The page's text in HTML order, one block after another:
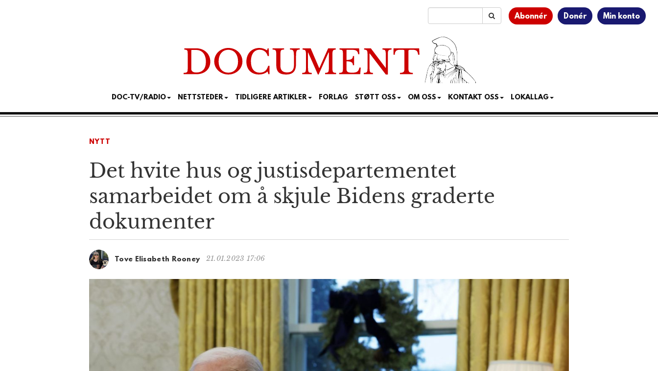
Abonnér Donér Min konto
DOC-TV/RADIO NETTSTEDER TIDLIGERE ARTIKLER FORLAG STØTT OSS OM OSS KONTAKT OSS LOKALLAG
NYTT
Det hvite hus og justis­departementet
samarbeidet om å skjule Bidens graderte
dokumenter
Tove Elisabeth Rooney 21.01.2023 17:06